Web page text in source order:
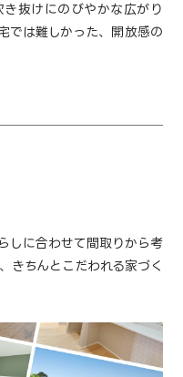
抜けにのびやかな広がり
では難しかった、開放感の
しに合わせて間取りから考
きちんとこだわれる家づく